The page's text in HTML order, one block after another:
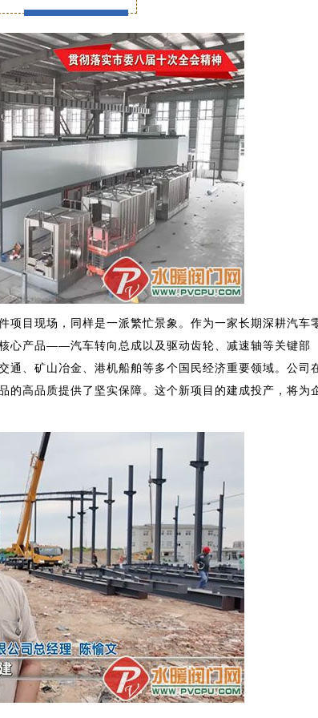
项目现场，同样是一派繁忙景象。作为一家长期深耕汽车
心产品——汽车转向总成以及驱动齿轮、减速轴等关键部
通、矿山冶金、港机船舶等多个国民经济重要领域。公司
的高品质提供了坚实保障。这个新项目的建成投产，将为